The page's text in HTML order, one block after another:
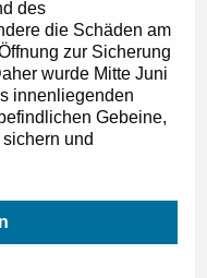
des
die Schäden am
zur Sicherung
wurde Mitte Juni
innenliegenden
Gebeine,
und